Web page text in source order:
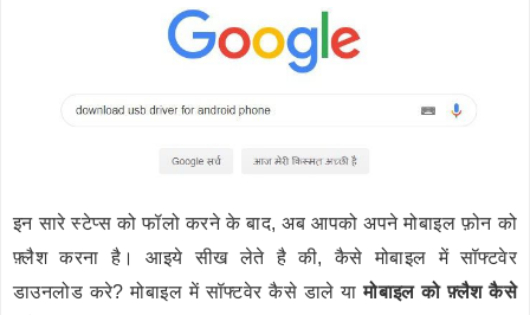
इन सारे स्टेप्स को फॉलो करने के बाद, अब आपको अपने मोबाइल फ़ोन को
फ़्लैश करना है। आइये सीख लेते है की, कैसे मोबाइल में सॉफ्टवेर
डाउनलोड करे? मोबाइल में सॉफ्टवेर कैसे डाले यामोबाइल को फ़्लैश कैसे